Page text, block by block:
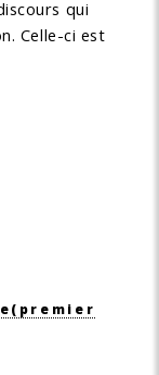
qui
Celle-ci est
(premier